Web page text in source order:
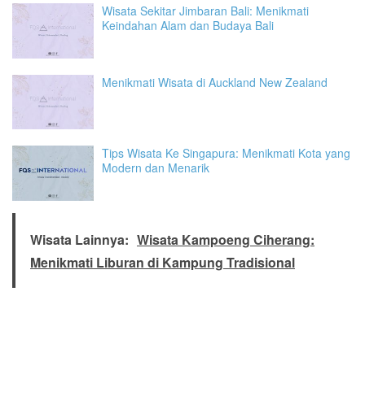
Wisata Sekitar Jimbaran Bali: Menikmati
Keindahan Alam dan Budaya Bali
Menikmati Wisata di Auckland New Zealand
Tips Wisata Ke Singapura: Menikmati Kota yang
Modern dan Menarik
Wisata Lainnya: Wisata Kampoeng Ciherang:
Menikmati Liburan di Kampung Tradisional